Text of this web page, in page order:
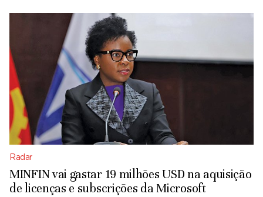
Radar
MINFIN vai gastar 19 milhões USD na aquisição
de licenças e subscrições da Microsoft